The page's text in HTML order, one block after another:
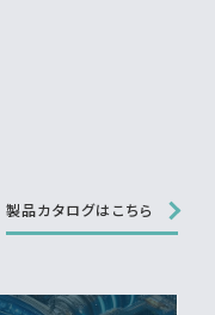
製品カタログはこちら